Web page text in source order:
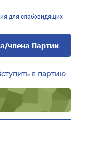
для слабовидящих
члена Партии
в партию